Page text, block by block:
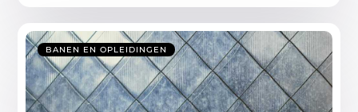
BANEN EN OPLEIDINGEN